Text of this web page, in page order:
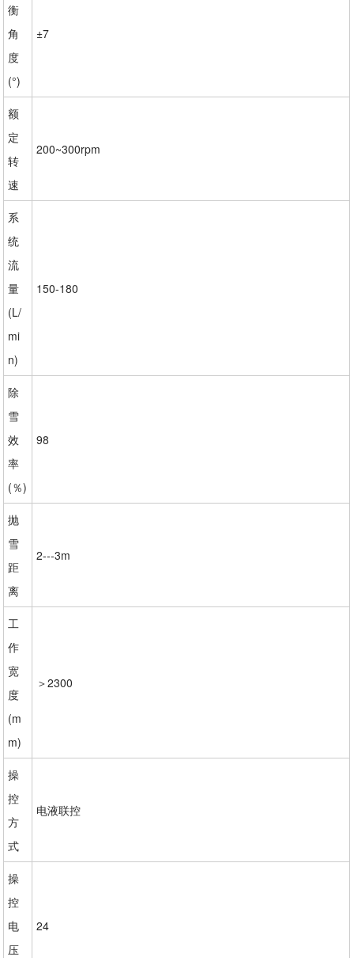
衡
角
度
(°)
±7
额
定
转
速
200~300rpm
系
统
流
量
(L/
mi
n)
150-180
除
雪
效
率
(％)
98
抛
雪
距
离
2---3m
工
作
宽
度
(m
m)
＞2300
操
控
方
式
电液联控
操
控
电
压
24